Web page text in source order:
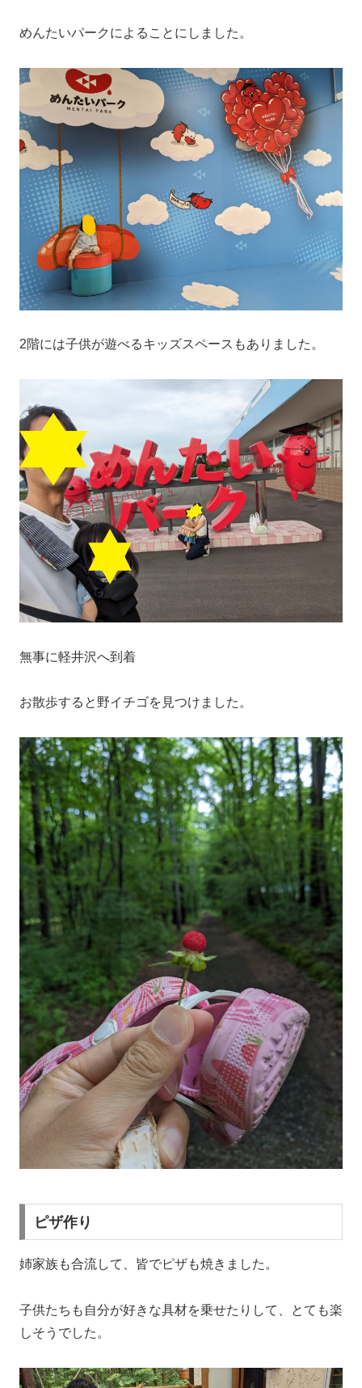
めんたいパークによることにしました。
2階には子供が遊べるキッズスペースもありました。
無事に軽井沢へ到着
お散歩すると野イチゴを見つけました。
ピザ作り
姉家族も合流して、皆でピザも焼きました。
子供たちも自分が好きな具材を乗せたりして、とても楽
しそうでした。